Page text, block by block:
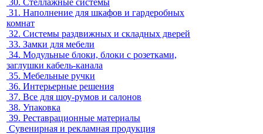
30. Стеллажные системы
31. Наполнение для шкафов и гардеробных
комнат
32. Системы раздвижных и складных дверей
33. Замки для мебели
34. Модульные блоки, блоки с розетками,
заглушки кабель-канала
35. Мебельные ручки
36. Интерьерные решения
37. Все для шоу-румов и салонов
38. Упаковка
39. Реставрационные материалы
Сувенирная и рекламная продукция